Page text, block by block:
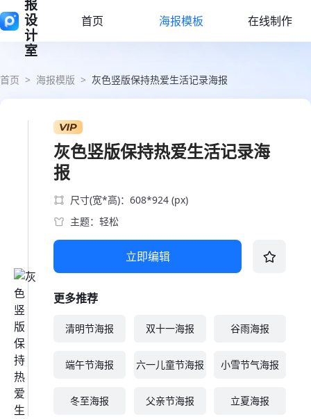
报
设
计
室
首页 海报模板 在线制作
首页 > 海报模版 > 灰色竖版保持热爱生活记录海报
灰色竖版保持热爱生活记录海
报
尺寸(宽*高)：608*924 (px)
主题：轻松
立即编辑
更多推荐
清明节海报 双十一海报 谷雨海报
端午节海报 六一儿童节海报 小雪节气海报
冬至海报 父亲节海报 立夏海报